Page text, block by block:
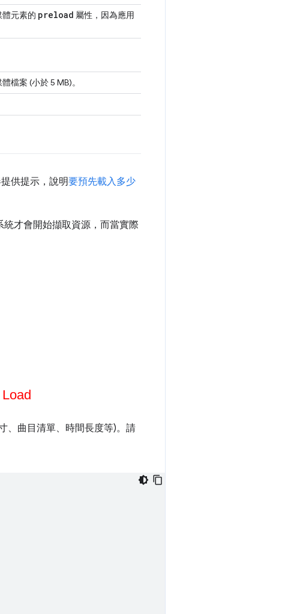
體元素的 preload 屬性，因為應用
檔案 (小於 5 MB)。
供提示，說明要預先載入多少
統才會開始擷取資源，而當實際
、曲目清單、時間長度等)。請